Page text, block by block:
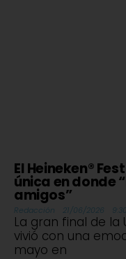
El Heineken®
única en donde
amigos”
Redacción 21/06/2026
La gran final de la
vivió con una
mayo en